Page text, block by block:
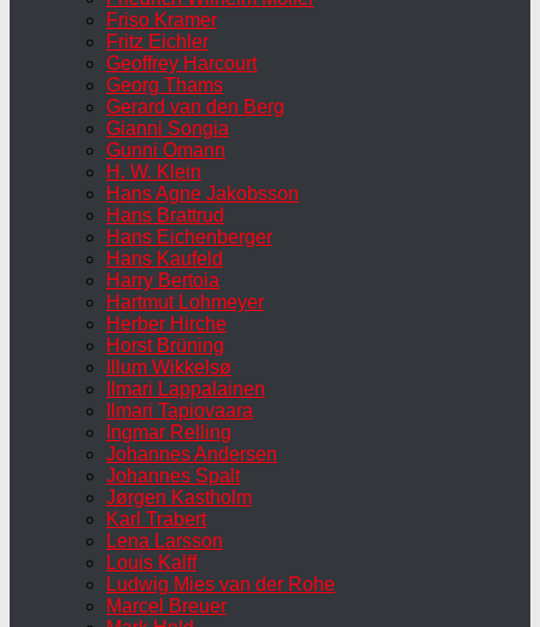
Friso Kramer
Fritz Eichler
Geoffrey Harcourt
Georg Thams
Gerard van den Berg
Gianni Songia
Gunni Omann
H. W. Klein
Hans Agne Jakobsson
Hans Brattrud
Hans Eichenberger
Hans Kaufeld
Harry Bertoia
Hartmut Lohmeyer
Herber Hirche
Horst Brüning
Illum Wikkelsø
Ilmari Lappalainen
Ilmari Tapiovaara
Ingmar Relling
Johannes Andersen
Johannes Spalt
Jørgen Kastholm
Karl Trabert
Lena Larsson
Louis Kalff
Ludwig Mies van der Rohe
Marcel Breuer